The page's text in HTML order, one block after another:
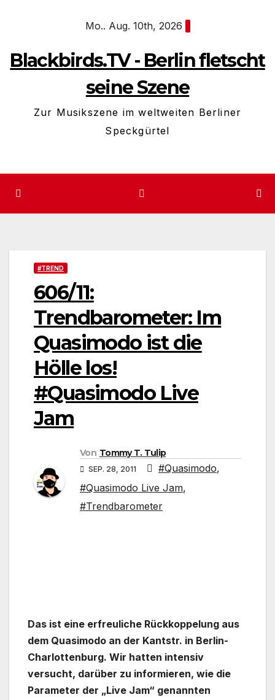
Mo.. Aug. 10th, 2026
Blackbirds.TV - Berlin fletscht
seine Szene
Zur Musikszene im weltweiten Berliner
Speckgürtel
#TREND
606/11:
Trendbarometer: Im
Quasimodo ist die
Hölle los!
#Quasimodo Live
Jam
Von Tommy T. Tulip
SEP. 28, 2011 #Quasimodo,
#Quasimodo Live Jam,
#Trendbarometer
Das ist eine erfreuliche Rückkoppelung aus
dem Quasimodo an der Kantstr. in Berlin-
Charlottenburg. Wir hatten intensiv
versucht, darüber zu informieren, wie die
Parameter der „Live Jam“ genannten